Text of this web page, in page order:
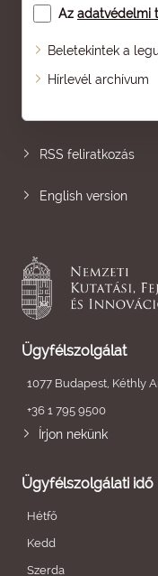
Az adatvédelmi
Beletekintek a
Hírlevél archívum
Oldaltérkép
RSS feliratkozás
English version
Ügyfélszolgálat
1077 Budapest, Kéthly
+36 1 795 9500
Írjon nekünk
Ügyfélszolgálati idő
Hétfő
Kedd
Szerda